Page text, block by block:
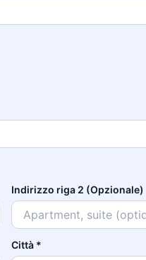
Indirizzo riga 2 (Opzionale)
Città*